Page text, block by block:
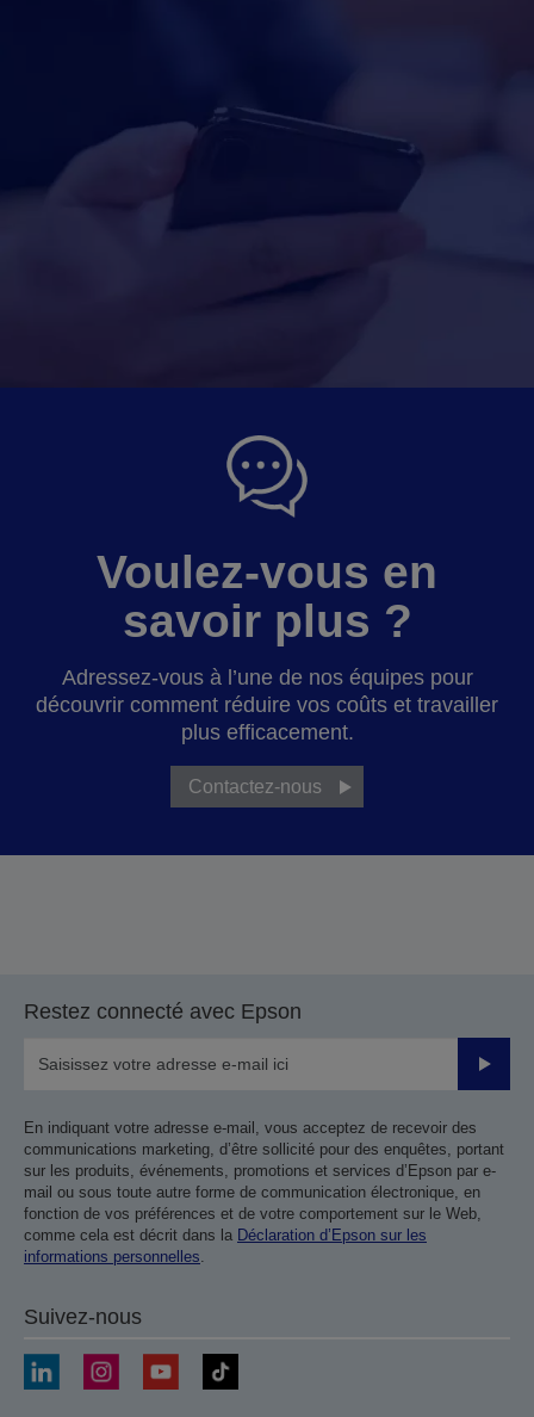
Voulez-vous en
savoir plus ?
Adressez-vous à l’une de nos équipes pour
découvrir comment réduire vos coûts et travailler
plus efficacement.
Contactez-nous
Restez connecté avec Epson
Valider
En indiquant votre adresse e-mail, vous acceptez de recevoir des
communications marketing, d’être sollicité pour des enquêtes, portant
sur les produits, événements, promotions et services d’Epson par e-
mail ou sous toute autre forme de communication électronique, en
fonction de vos préférences et de votre comportement sur le Web,
comme cela est décrit dans la Déclaration d’Epson sur les
informations personnelles.
Suivez-nous